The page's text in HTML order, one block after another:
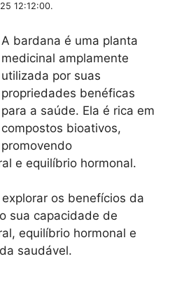
12:12:00.
A bardana é uma planta
medicinal amplamente
utilizada por suas
propriedades benéficas
para a saúde. Ela é rica em
compostos bioativos,
promovendo
e equilíbrio hormonal.
os benefícios da
sua capacidade de
equilíbrio hormonal e
saudável.